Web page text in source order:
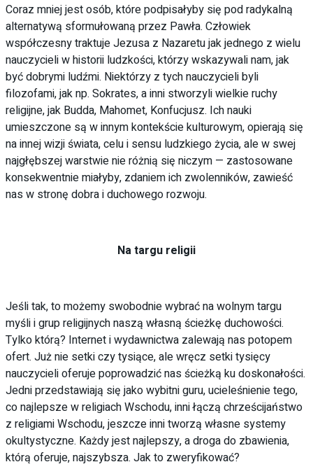
Coraz mniej jest osób, które podpisałyby się pod radykalną
alternatywą sformułowaną przez Pawła. Człowiek
współczesny traktuje Jezusa z Nazaretu jak jednego z wielu
nauczycieli w historii ludzkości, którzy wskazywali nam, jak
być dobrymi ludźmi. Niektórzy z tych nauczycieli byli
filozofami, jak np. Sokrates, a inni stworzyli wielkie ruchy
religijne, jak Budda, Mahomet, Konfucjusz. Ich nauki
umieszczone są w innym kontekście kulturowym, opierają się
na innej wizji świata, celu i sensu ludzkiego życia, ale w swej
najgłębszej warstwie nie różnią się niczym — zastosowane
konsekwentnie miałyby, zdaniem ich zwolenników, zawieść
nas w stronę dobra i duchowego rozwoju.
Na targu religii
Jeśli tak, to możemy swobodnie wybrać na wolnym targu
myśli i grup religijnych naszą własną ścieżkę duchowości.
Tylko którą? Internet i wydawnictwa zalewają nas potopem
ofert. Już nie setki czy tysiące, ale wręcz setki tysięcy
nauczycieli oferuje poprowadzić nas ścieżką ku doskonałości.
Jedni przedstawiają się jako wybitni guru, ucieleśnienie tego,
co najlepsze w religiach Wschodu, inni łączą chrześcijaństwo
z religiami Wschodu, jeszcze inni tworzą własne systemy
okultystyczne. Każdy jest najlepszy, a droga do zbawienia,
którą oferuje, najszybsza. Jak to zweryfikować?